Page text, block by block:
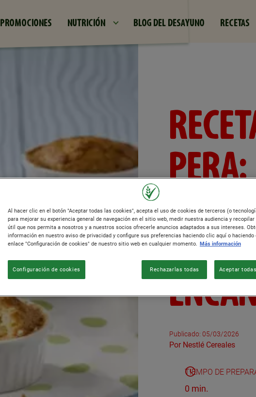
PROMOCIONES NUTRICIÓN BLOG DEL DESAYUNO RECETAS
Publicado: 05/03/2026
Author
Por Nestlé Cereales
TIEMPO DE
0 min.
Al hacer clic en el botón "Aceptar todas las cookies", acepta el uso de cookies de terceros (o
para mejorar su experiencia general de navegación en el sitio web, medir nuestra audiencia y
útil que nos permita a nosotros y a nuestros socios ofrecerle anuncios adaptados a sus intereses.
información en nuestro aviso de privacidad y configure sus preferencias haciendo clic aquí o
enlace "Configuración de cookies" de nuestro sitio web en cualquier momento. Más información
Rechazarlas todas Aceptar
Configuración de cookies